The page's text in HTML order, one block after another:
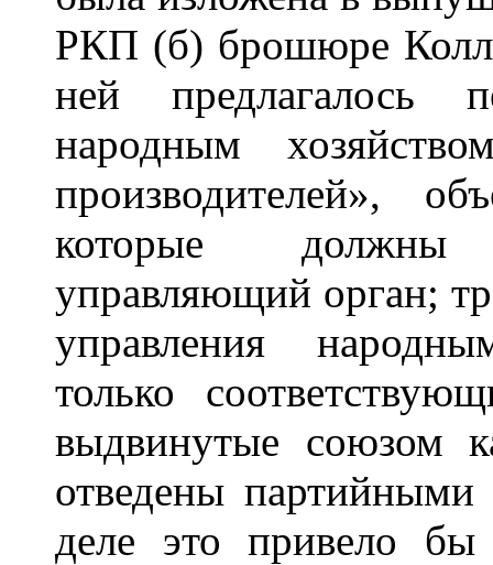
РКП (б) брошюре
ней предлагалось
народным
производителей»,
которые должны
управляющий орган;
управления
только
выдвинутые союзом
отведены
деле это привело